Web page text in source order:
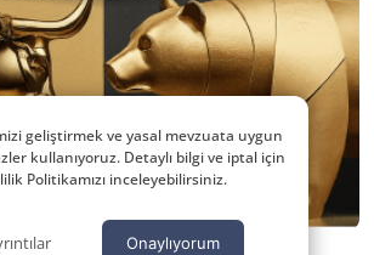
geliştirmek ve yasal mevzuata uygun
kullanıyoruz. Detaylı bilgi ve iptal için
Politikamızı inceleyebilirsiniz.
Onaylıyorum